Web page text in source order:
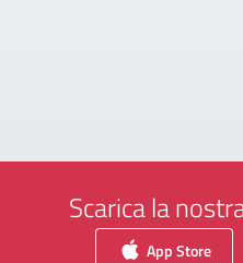
Scarica la
App Store